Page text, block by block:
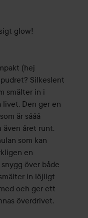
glow!
(hej
Silkeslent
smälter in i
livet. Den ger en
är sååå
även året runt.
som kan
en
över både
in löjligt
och ger ett
överdrivet.